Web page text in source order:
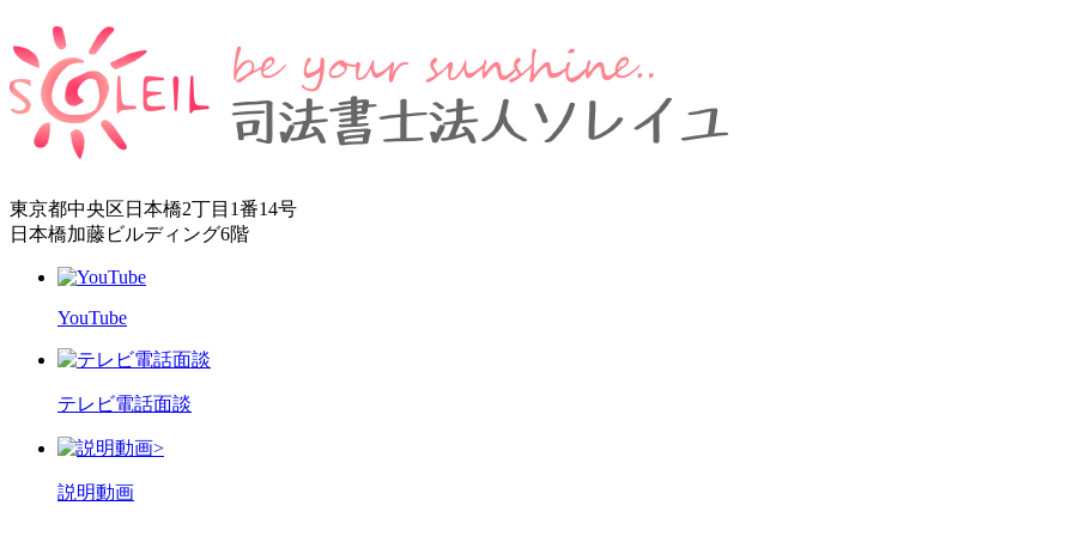
東京都中央区日本橋2丁目1番14号
日本橋加藤ビルディング6階
YouTube
テレビ電話面談
>
説明動画